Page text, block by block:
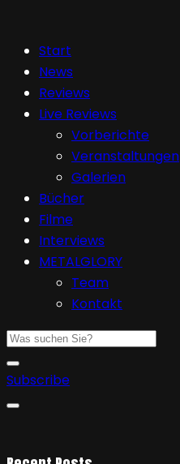
Start
News
Reviews
Live Reviews
Vorberichte
Veranstaltungen
Galerien
Bücher
Filme
Interviews
METALGLORY
Team
Kontakt
Subscribe